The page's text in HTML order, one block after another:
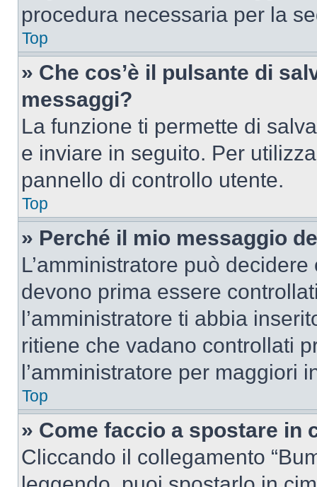
procedura necessaria per la
Top
» Che cos’è il pulsante di
messaggi?
La funzione ti permette di
e inviare in seguito. Per
pannello di controllo utente.
Top
» Perché il mio messaggio
L’amministratore può
devono prima essere
l’amministratore ti abbia
ritiene che vadano controllati
l’amministratore per maggiori
Top
» Come faccio a spostare in
Cliccando il collegamento